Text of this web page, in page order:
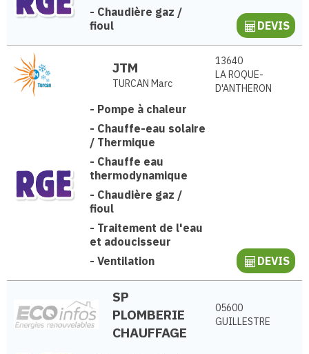
- Chaudière gaz /
fioul
DEVIS
JTM
TURCAN Marc
13640
LA ROQUE-
D'ANTHERON
- Pompe à chaleur
- Chauffe-eau solaire
/ Thermique
- Chauffe eau
thermodynamique
- Chaudière gaz /
fioul
- Traitement de l'eau
et adoucisseur
- Ventilation DEVIS
SP
PLOMBERIE
CHAUFFAGE
05600
GUILLESTRE